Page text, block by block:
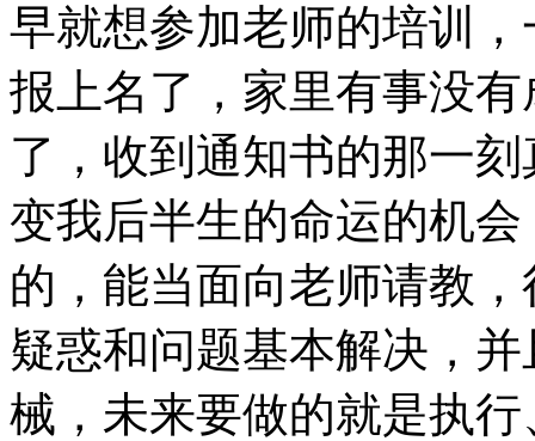
早就想参加老师的培训
报上名了，家里有事没
了，收到通知书的那一
变我后半生的命运的机
的，能当面向老师请教
疑惑和问题基本解决，
械，未来要做的就是执